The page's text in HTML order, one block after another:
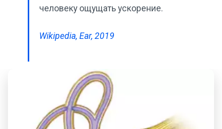
человеку ощущать ускорение.
Wikipedia, Ear, 2019